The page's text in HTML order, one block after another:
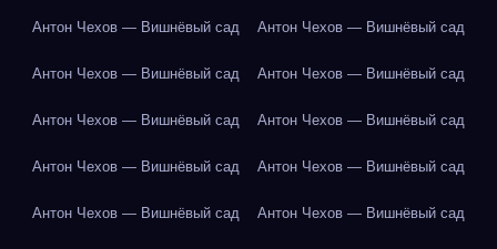
Антон Чехов — Вишнёвый сад Антон Чехов — Вишнёвый сад
Антон Чехов — Вишнёвый сад Антон Чехов — Вишнёвый сад
Антон Чехов — Вишнёвый сад Антон Чехов — Вишнёвый сад
Антон Чехов — Вишнёвый сад Антон Чехов — Вишнёвый сад
Антон Чехов — Вишнёвый сад Антон Чехов — Вишнёвый сад